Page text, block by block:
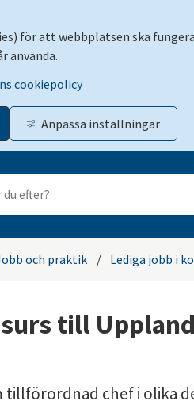
för att webbplatsen ska
använda.
cookiepolicy
Anpassa inställningar
och praktik / Lediga jobb i
till
tillförordnad chef i olika